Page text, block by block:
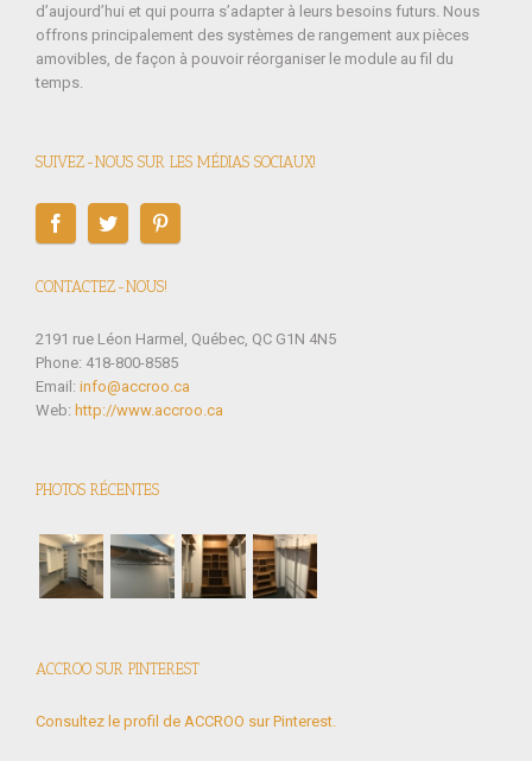
d’aujourd’hui et qui pourra s’adapter à leurs besoins futurs. Nous
offrons principalement des systèmes de rangement aux pièces
amovibles, de façon à pouvoir réorganiser le module au fil du
temps.
SUIVEZ-NOUS SUR LES MÉDIAS SOCIAUX!
CONTACTEZ-NOUS!
2191 rue Léon Harmel, Québec, QC G1N 4N5
Phone: 418-800-8585
Email: info@accroo.ca
Web: http://www.accroo.ca
PHOTOS RÉCENTES
ACCROO SUR PINTEREST
Consultez le profil de ACCROO sur Pinterest.